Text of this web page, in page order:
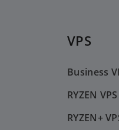
VPS
Business
RYZEN VPS
RYZEN+